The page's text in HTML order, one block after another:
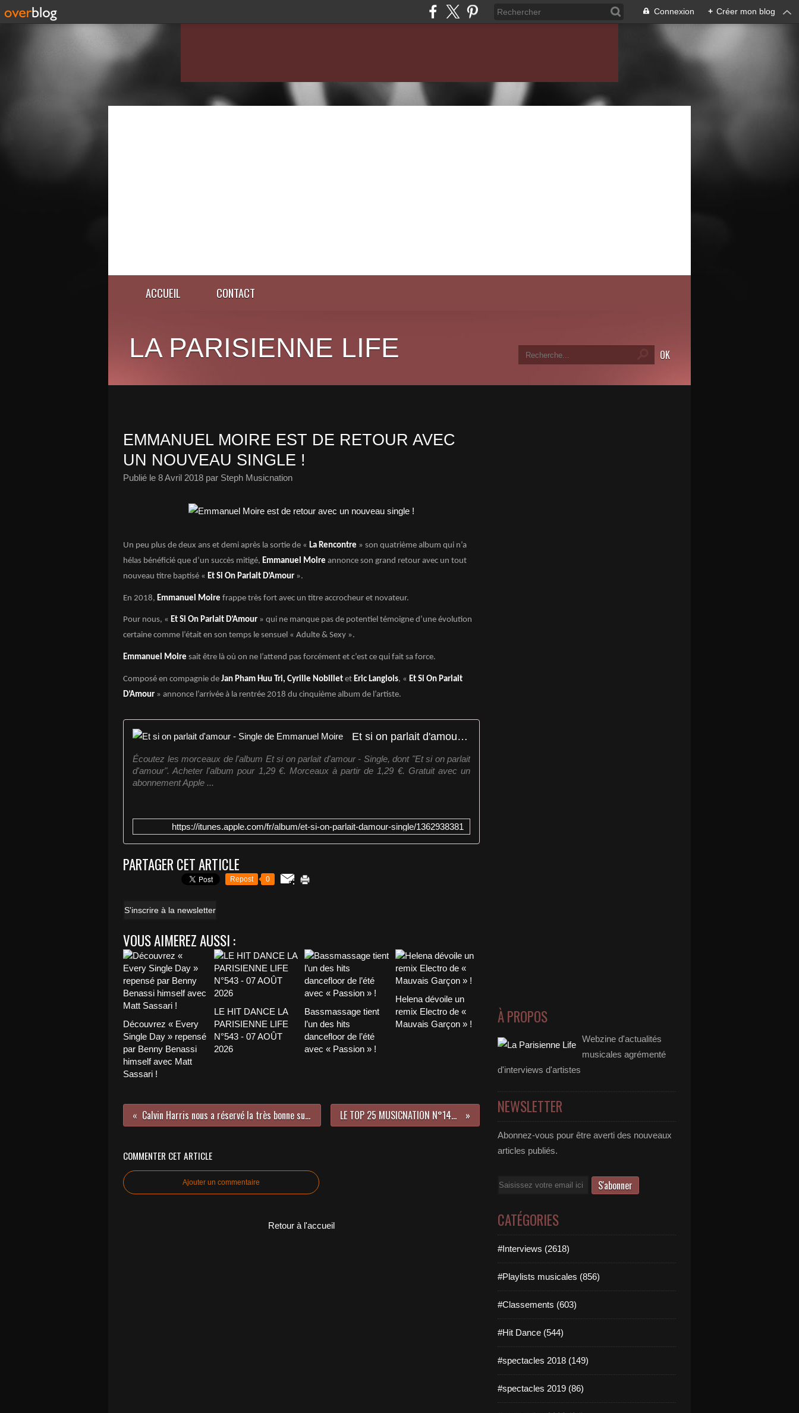
Connexion + Créer mon blog
ACCUEIL CONTACT
LA PARISIENNE LIFE
EMMANUEL MOIRE EST DE RETOUR AVEC
UN NOUVEAU SINGLE !
Publié le 8 Avril 2018 par Steph Musicnation
Un peu plus de deux ans et demi après la sortie de « La Rencontre » son quatrième album qui n’a
hélas bénéficié que d’un succès mitigé, Emmanuel Moire annonce son grand retour avec un tout
nouveau titre baptisé « Et Si On Parlait D’Amour ».
En 2018, Emmanuel Moire frappe très fort avec un titre accrocheur et novateur.
Pour nous, « Et Si On Parlait D’Amour » qui ne manque pas de potentiel témoigne d’une évolution
certaine comme l’était en son temps le sensuel « Adulte & Sexy ».
Emmanuel Moire sait être là où on ne l’attend pas forcément et c’est ce qui fait sa force.
Composé en compagnie de Jan Pham Huu Tri, Cyrille Nobillet et Eric Langlois, « Et Si On Parlait
D’Amour » annonce l’arrivée à la rentrée 2018 du cinquième album de l’artiste.
Et si on parlait d'amour - Single de Emmanuel Moire
Écoutez les morceaux de l'album Et si on parlait d'amour - Single, dont "Et si on parlait
d'amour". Acheter l'album pour 1,29 €. Morceaux à partir de 1,29 €. Gratuit avec un
abonnement Apple ...
https://itunes.apple.com/fr/album/et-si-on-parlait-damour-single/1362938381
PARTAGER CET ARTICLE
Repost 0
S'inscrire à la newsletter
VOUS AIMEREZ AUSSI :
Découvrez « Every
Single Day » repensé
par Benny Benassi
himself avec Matt
Sassari !
LE HIT DANCE LA
PARISIENNE LIFE
N°543 - 07 AOÛT
2026
Bassmassage tient
l’un des hits
dancefloor de l’été
avec « Passion » !
Helena dévoile un
remix Electro de «
Mauvais Garçon » !
Calvin Harris nous a réservé la très bonne surprise de la semaine ! LE TOP 25 MUSICNATION N°148 - 08 Avril 2018
COMMENTER CET ARTICLE
Ajouter un commentaire
Retour à l'accueil
À PROPOS
Webzine d'actualités
musicales agrémenté
d'interviews d'artistes
NEWSLETTER
Abonnez-vous pour être averti des nouveaux
articles publiés.
Email
CATÉGORIES
#Interviews (2618)
#Playlists musicales (856)
#Classements (603)
#Hit Dance (544)
#spectacles 2018 (149)
#spectacles 2019 (86)